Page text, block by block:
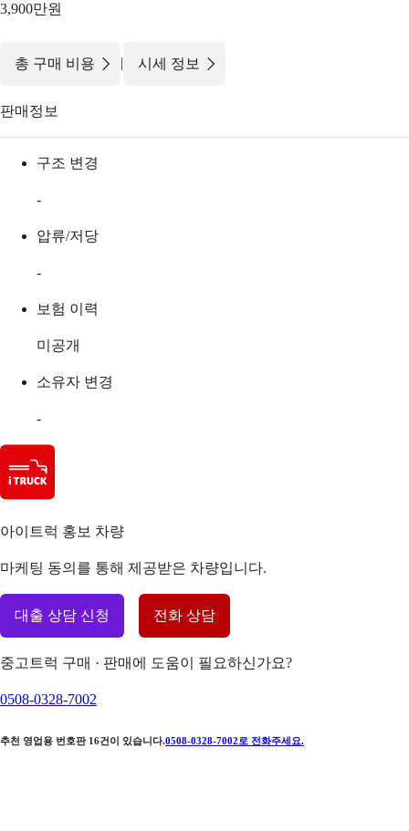
3,900만원
총 구매 비용 | 시세 정보
판매정보
구조 변경
-
압류/저당
-
보험 이력
미공개
소유자 변경
-
아이트럭 홍보 차량
마케팅 동의를 통해 제공받은 차량입니다.
대출 상담 신청 전화 상담
중고트럭 구매 · 판매에 도움이 필요하신가요?
0508-0328-7002
추천 영업용 번호판 16건이 있습니다.0508-0328-7002 로 전화주세요.